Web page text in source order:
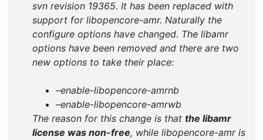
のライブラリになったということのようなのだけど、
FFmpegのリリースにはこんな風に書いてあります（強調
は引用者）。
FFmpeg